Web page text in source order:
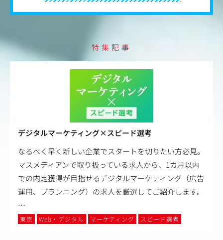
特集記事
デジタルマーケティング×スピード選考
なるべく早く新しい企業でスタートを切りたい方必見。
マスメディアンで取り扱っている求人から、1カ月以内
での内定獲得が目指せるデジタルマーケティング（広告
運用、プランニング）の求人を厳選してご紹介します。
…
東京 Web・デジタル マーケティング スピード選考